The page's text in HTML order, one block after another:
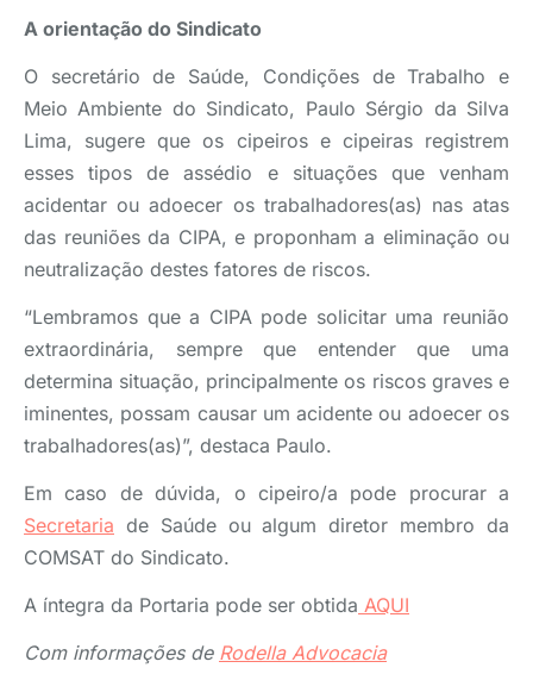
A orientação do Sindicato
O secretário de Saúde, Condições de Trabalho e
Meio Ambiente do Sindicato, Paulo Sérgio da Silva
Lima, sugere que os cipeiros e cipeiras registrem
esses tipos de assédio e situações que venham
acidentar ou adoecer os trabalhadores(as) nas atas
das reuniões da CIPA, e proponham a eliminação ou
neutralização destes fatores de riscos.
“Lembramos que a CIPA pode solicitar uma reunião
extraordinária, sempre que entender que uma
determina situação, principalmente os riscos graves e
iminentes, possam causar um acidente ou adoecer os
trabalhadores(as)”, destaca Paulo.
Em caso de dúvida, o cipeiro/a pode procurar a
Secretaria de Saúde ou algum diretor membro da
COMSAT do Sindicato.
A íntegra da Portaria pode ser obtida AQUI
Com informações de Rodella Advocacia